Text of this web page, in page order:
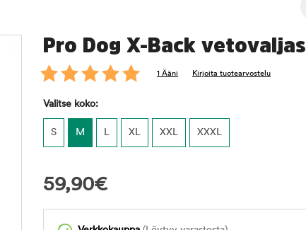
Pro Dog X-Back vetovaljas
1 Ääni Kirjoita tuotearvostelu
Valitse koko:
S M L XL XXL XXXL
59,90€